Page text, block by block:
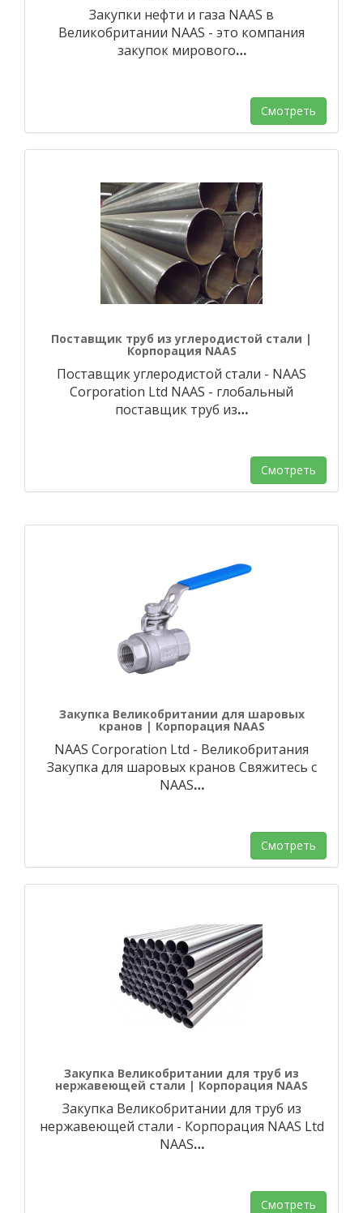
Закупки нефти и газа NAAS в
Великобритании NAAS - это компания
закупок мирового…
Смотреть
Поставщик труб из углеродистой стали |
Корпорация NAAS
Поставщик углеродистой стали - NAAS
Corporation Ltd NAAS - глобальный
поставщик труб из…
Смотреть
Закупка Великобритании для шаровых
кранов | Корпорация NAAS
NAAS Corporation Ltd - Великобритания
Закупка для шаровых кранов Свяжитесь с
NAAS…
Смотреть
Закупка Великобритании для труб из
нержавеющей стали | Корпорация NAAS
Закупка Великобритании для труб из
нержавеющей стали - Корпорация NAAS Ltd
NAAS…
Смотреть